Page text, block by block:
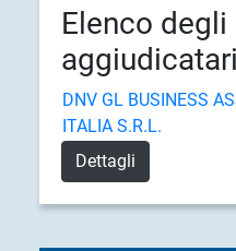
Elenco
aggiudicatari
DNV GL BUSINESS
ITALIA S.R.L.
Dettagli